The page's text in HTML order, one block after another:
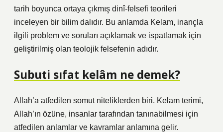
tarih boyunca ortaya çıkmış dinî-felsefi teorileri
inceleyen bir bilim dalıdır. Bu anlamda Kelam, inançla
ilgili problem ve soruları açıklamak ve ispatlamak için
geliştirilmiş olan teolojik felsefenin adıdır.
Subuti sıfat kelâm ne demek?
Allah’a atfedilen somut niteliklerden biri. Kelam terimi,
Allah’ın özüne, insanlar tarafından tanınabilmesi için
atfedilen anlamlar ve kavramlar anlamına gelir.